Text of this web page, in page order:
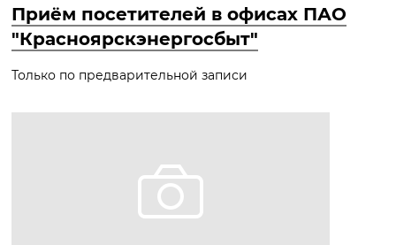
Приём посетителей в офисах ПАО
"Красноярскэнергосбыт"
Только по предварительной записи